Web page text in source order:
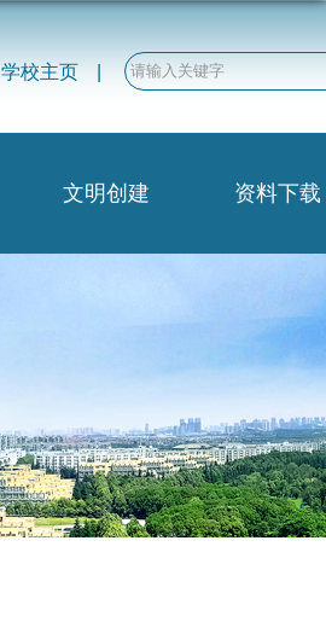
学校主页
文明创建 资料下载